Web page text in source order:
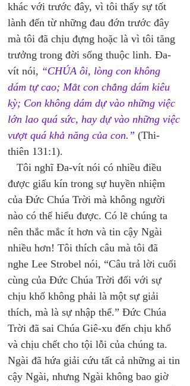
khác với trước đây, vì tôi thấy sự tốt
lành đến từ những đau đớn trước đây
mà tôi đã chịu đựng hoặc là vì tôi tăng
trưởng trong đời sống thuộc linh. Đa-
vít nói, “CHÚA ôi, lòng con không
dám tự cao; Mắt con chẳng dám kiêu
kỳ; Con không dám dự vào những việc
lớn lao quá sức, hay dự vào những việc
vượt quá khả năng của con.” (Thi-
thiên 131:1).
Tôi nghĩ Đa-vít nói có nhiều điều
được giấu kín trong sự huyền nhiệm
của Đức Chúa Trời mà không người
nào có thể hiểu được. Có lẽ chúng ta
nên thắc mắc ít hơn và tin cậy Ngài
nhiều hơn! Tôi thích câu mà tôi đã
nghe Lee Strobel nói, “Câu trả lời cuối
cùng của Đức Chúa Trời đối với sự
chịu khổ không phải là một sự giải
thích, mà là sự nhập thể.” Đức Chúa
Trời đã sai Chúa Giê-xu đến chịu khổ
và chịu chết cho tội lỗi của chúng ta.
Ngài đã hứa giải cứu tất cả những ai tin
cậy Ngài, nhưng Ngài không bao giờ